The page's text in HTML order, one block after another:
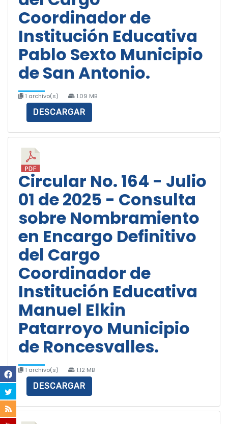
Coordinador de
Institución Educativa
Pablo Sexto Municipio
de San Antonio.
1 archivo(s) 1.09 MB
DESCARGAR
Circular No. 164 - Julio
01 de 2025 - Consulta
sobre Nombramiento
en Encargo Definitivo
del Cargo
Coordinador de
Institución Educativa
Manuel Elkin
Patarroyo Municipio
de Roncesvalles.
1 archivo(s) 1.12 MB
DESCARGAR